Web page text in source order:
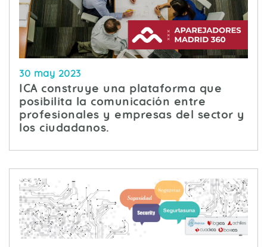
30 may 2023
ICA construye una plataforma que
posibilita la comunicación entre
profesionales y empresas del sector y
los ciudadanos.